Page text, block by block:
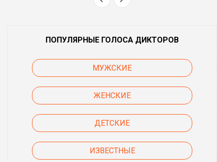
ПОПУЛЯРНЫЕ ГОЛОСА ДИКТОРОВ
МУЖСКИЕ
ЖЕНСКИЕ
ДЕТСКИЕ
ИЗВЕСТНЫЕ